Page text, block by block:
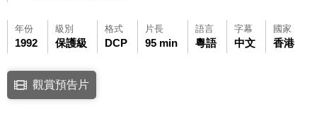
年份
1992
級別
保護級
格式
DCP
片長
95 min
語言
粵語
字幕
中文
國家
香港
點擊下列連結開啟視窗後，可使用鍵盤Tab鍵移至影片中央播放鍵，再
連結至Youtube網站觀看此影片(開新視窗)
觀賞預告片